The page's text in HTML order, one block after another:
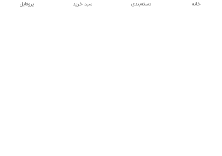
پروفایل سبد خرید دسته‌بندی خانه